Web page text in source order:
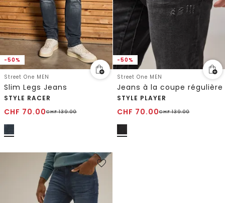
-50%
Street One MEN
Slim Legs Jeans
STYLE RACER
CHF 70.00CHF139.00
-50%
Street One MEN
Jeans à la coupe régulière
STYLE PLAYER
CHF 70.00CHF139.00